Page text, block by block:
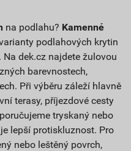
na podlahu? Kamenné
podlahových krytin
. Na dek.cz najdete žulovou
barevnostech,
Při výběru záleží hlavně
terasy, příjezdové cesty
tryskaný nebo
lepší protiskluznost. Pro
nebo leštěný povrch,